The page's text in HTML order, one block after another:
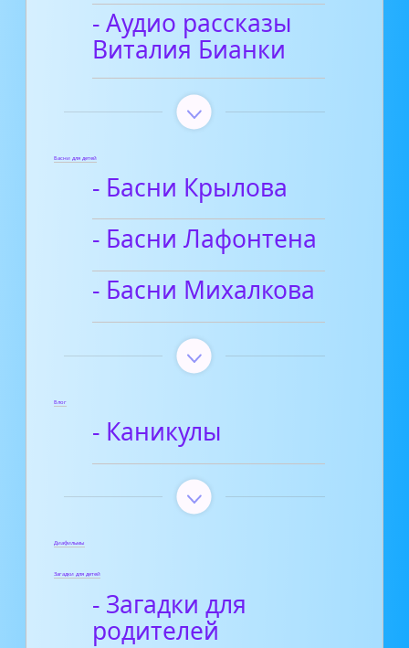
- Аудио рассказы
Виталия Бианки
Басни для детей
- Басни Крылова
- Басни Лафонтена
- Басни Михалкова
Блог
- Каникулы
Диафильмы
Загадки для детей
- Загадки для
родителей